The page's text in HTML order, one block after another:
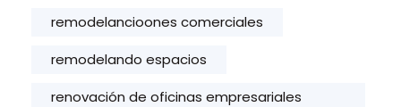
remodelancioones comerciales
remodelando espacios
renovación de oficinas empresariales